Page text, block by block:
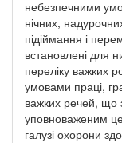
небезпечними
нічних,
підіймання і
встановлені для
переліку важких
умовами праці,
важких речей, що
уповноваженим
галузі охорони